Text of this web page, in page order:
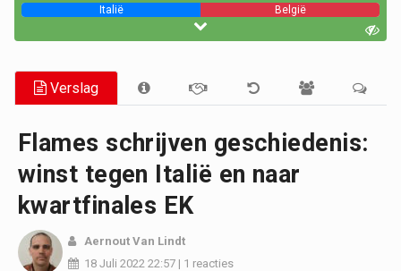
Italië België
Verslag
Flames schrijven geschiedenis:
winst tegen Italië en naar
kwartfinales EK
Aernout Van Lindt
18 Juli 2022 22:57 | 1 reacties